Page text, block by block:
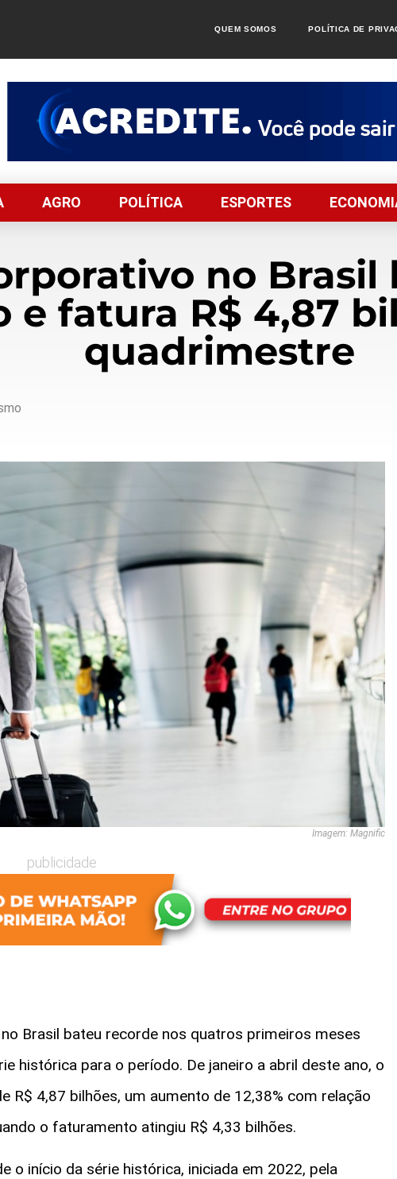
QUEM SOMOS POLÍTICA DE
AGRO POLÍTICA ESPORTES
no Brasil
e fatura R$ 4,87
quadrimestre
Imagem: Magnific
publicidade
Brasil bateu recorde nos quatros primeiros meses
histórica para o período. De janeiro a abril deste ano, o
R$ 4,87 bilhões, um aumento de 12,38% com relação
o faturamento atingiu R$ 4,33 bilhões.
o início da série histórica, iniciada em 2022, pela